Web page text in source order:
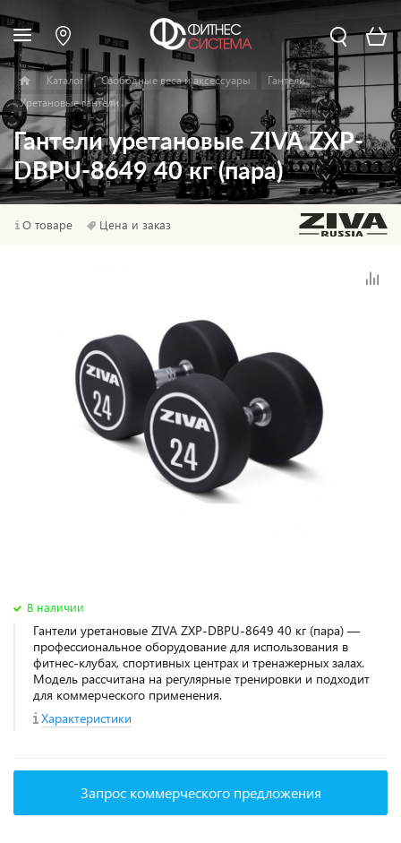
Каталог Свободные веса и аксессуары
Гантели
Уретановые гантели
Гантели уретановые ZIVA ZXP-
DBPU-8649 40 кг (пара)
О товаре Цена и заказ
В наличии
Гантели уретановые ZIVA ZXP-DBPU-8649 40 кг (пара) —
профессиональное оборудование для использования в
фитнес‑клубах, спортивных центрах и тренажерных залах.
Модель рассчитана на регулярные тренировки и подходит
для коммерческого применения.
Характеристики
Запрос коммерческого предложения